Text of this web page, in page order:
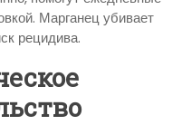
Марганец убивает
рецидива.